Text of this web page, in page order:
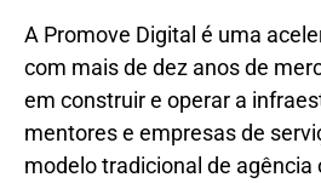
A Promove Digital é uma
com mais de dez anos de
em construir e operar a
mentores e empresas de
modelo tradicional de agência